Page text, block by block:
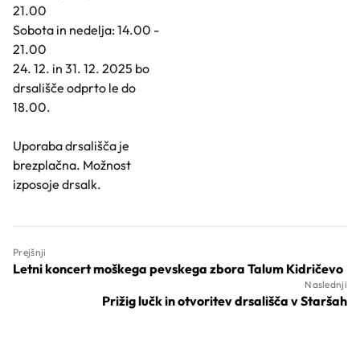
21.00
Sobota in nedelja: 14.00 -
21.00
24. 12. in 31. 12. 2025 bo
drsališče odprto le do
18.00.
Uporaba drsališča je
brezplačna. Možnost
izposoje drsalk.
Prejšnji
Letni koncert moškega pevskega zbora Talum Kidričevo
Naslednji
Prižig lučk in otvoritev drsališča v Staršah